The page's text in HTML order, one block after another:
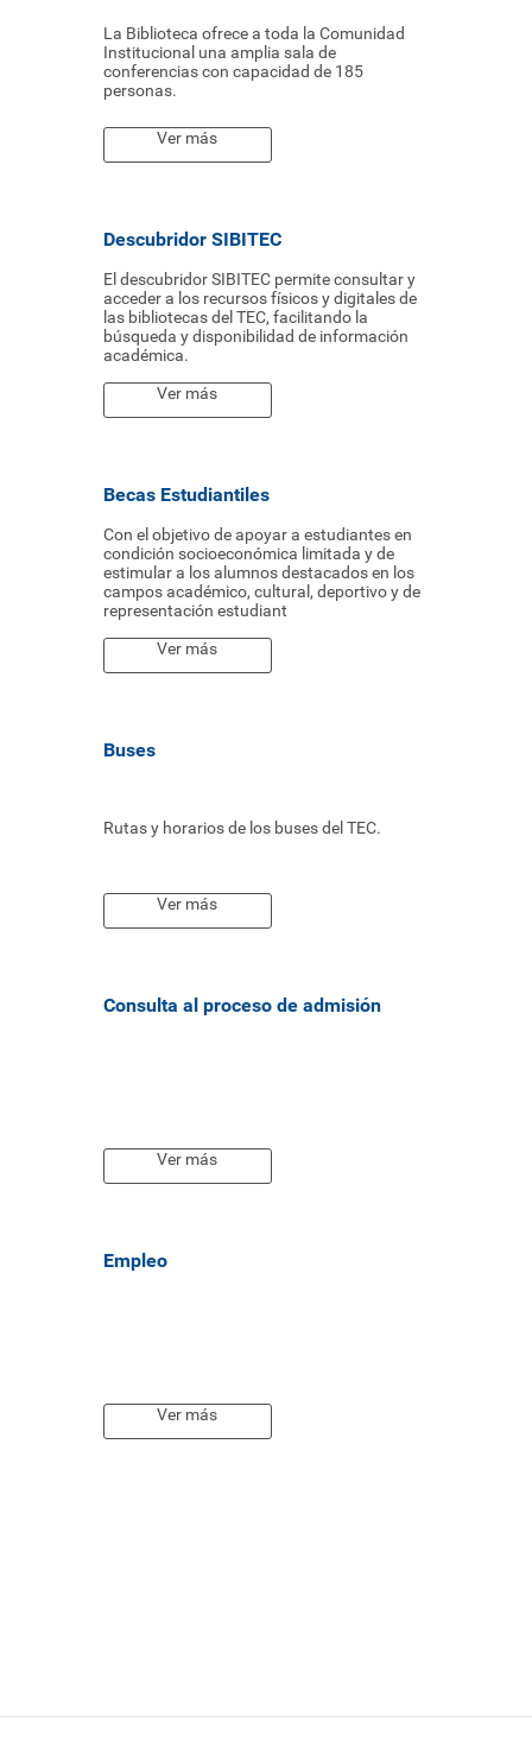
La Biblioteca ofrece a toda la Comunidad
Institucional una amplia sala de
conferencias con capacidad de 185
personas.
Ver más
Descubridor SIBITEC
El descubridor SIBITEC permite consultar y
acceder a los recursos físicos y digitales de
las bibliotecas del TEC, facilitando la
búsqueda y disponibilidad de información
académica.
Ver más
Becas Estudiantiles
Con el objetivo de apoyar a estudiantes en
condición socioeconómica limitada y de
estimular a los alumnos destacados en los
campos académico, cultural, deportivo y de
representación estudiant
Ver más
Buses
Rutas y horarios de los buses del TEC.
Ver más
Consulta al proceso de admisión
Ver más
Empleo
Ver más